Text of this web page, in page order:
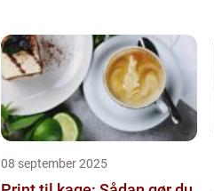
08 september 2025